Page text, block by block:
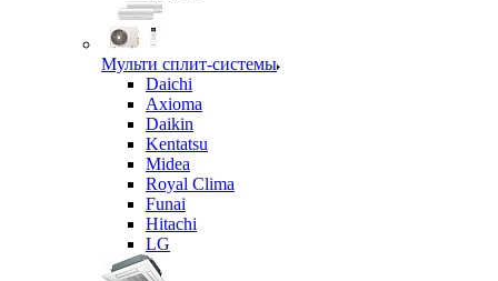
Мульти сплит-системы
Daichi
Axioma
Daikin
Kentatsu
Midea
Royal Clima
Funai
Hitachi
LG